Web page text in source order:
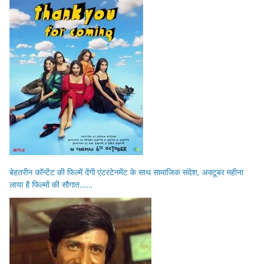
बेहतरीन कॉन्टेंट की फिल्में देंगी एंटरटेनमेंट के साथ सामाजिक संदेश, अक्टूबर महीना
लाया है फिल्मों की सौगात……